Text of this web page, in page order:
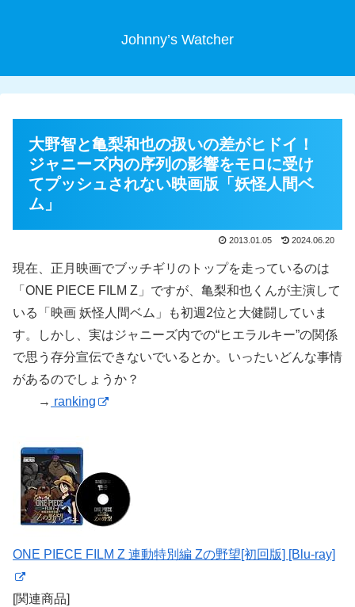
Johnny’s Watcher
大野智と亀梨和也の扱いの差がヒドイ！
ジャニーズ内の序列の影響をモロに受け
てプッシュされない映画版「妖怪人間ベ
ム」
2013.01.05 2024.06.20
現在、正月映画でブッチギリのトップを走っているのは
「ONE PIECE FILM Z」ですが、亀梨和也くんが主演して
いる「映画 妖怪人間ベム」も初週2位と大健闘していま
す。しかし、実はジャニーズ内での“ヒエラルキー”の関係
で思う存分宣伝できないでいるとか。いったいどんな事情
があるのでしょうか？
→ ranking
ONE PIECE FILM Z 連動特別編 Zの野望[初回版] [Blu-ray]
[関連商品]